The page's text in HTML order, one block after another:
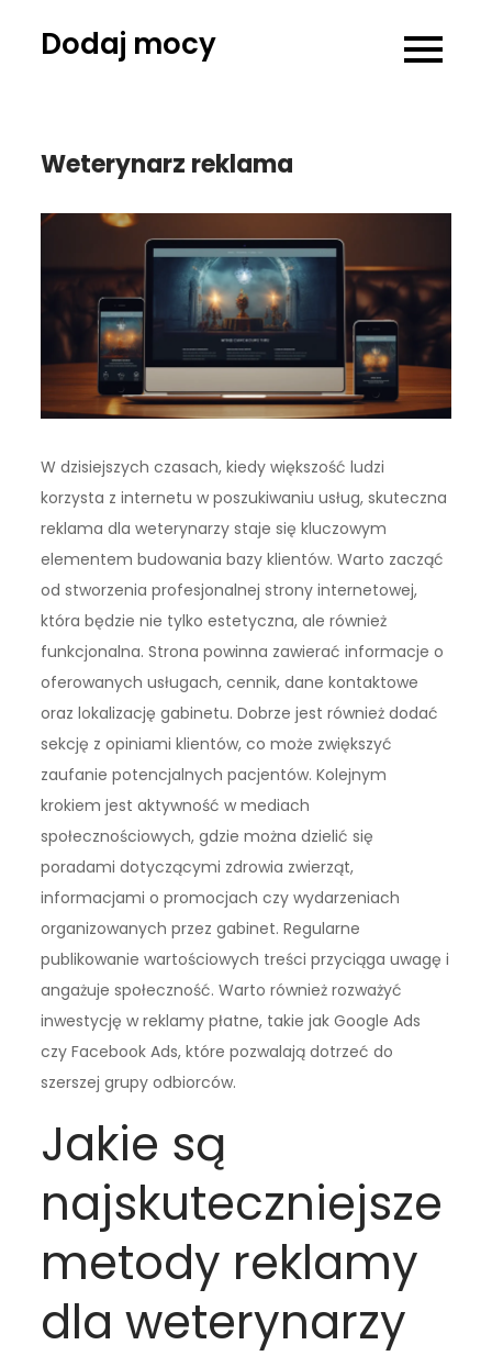
Dodaj mocy
Weterynarz reklama
W dzisiejszych czasach, kiedy większość ludzi
korzysta z internetu w poszukiwaniu usług, skuteczna
reklama dla weterynarzy staje się kluczowym
elementem budowania bazy klientów. Warto zacząć
od stworzenia profesjonalnej strony internetowej,
która będzie nie tylko estetyczna, ale również
funkcjonalna. Strona powinna zawierać informacje o
oferowanych usługach, cennik, dane kontaktowe
oraz lokalizację gabinetu. Dobrze jest również dodać
sekcję z opiniami klientów, co może zwiększyć
zaufanie potencjalnych pacjentów. Kolejnym
krokiem jest aktywność w mediach
społecznościowych, gdzie można dzielić się
poradami dotyczącymi zdrowia zwierząt,
informacjami o promocjach czy wydarzeniach
organizowanych przez gabinet. Regularne
publikowanie wartościowych treści przyciąga uwagę i
angażuje społeczność. Warto również rozważyć
inwestycję w reklamy płatne, takie jak Google Ads
czy Facebook Ads, które pozwalają dotrzeć do
szerszej grupy odbiorców.
Jakie są
najskuteczniejsze
metody reklamy
dla weterynarzy